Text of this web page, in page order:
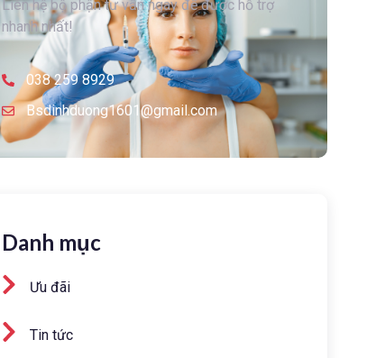
Liên hệ bộ phận tư vấn ngay để được hỗ trợ
nhanh nhất!
038 259 8929
Bsdinhduong1601@gmail.com
Danh mục
Ưu đãi
Tin tức